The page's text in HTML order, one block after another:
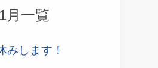
月一覧
みします！